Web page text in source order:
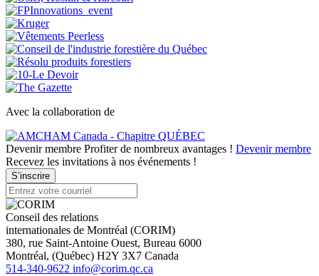
Avec la collaboration de
Devenir membre Profiter de nombreux avantages ! Devenir membre
Recevez les invitations à nos événements !
S’inscrire
Conseil des relations
internationales de Montréal (CORIM)
380, rue Saint-Antoine Ouest, Bureau 6000
Montréal, (Québec) H2Y 3X7 Canada
514-340-9622 info@corim.qc.ca